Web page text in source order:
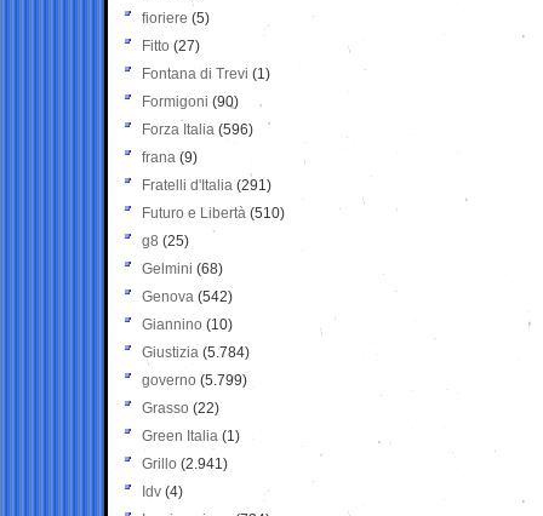
fioriere (5)
Fitto (27)
Fontana di Trevi (1)
Formigoni (90)
Forza Italia (596)
frana (9)
Fratelli d'Italia (291)
Futuro e Libertà (510)
g8 (25)
Gelmini (68)
Genova (542)
Giannino (10)
Giustizia (5.784)
governo (5.799)
Grasso (22)
Green Italia (1)
Grillo (2.941)
Idv (4)